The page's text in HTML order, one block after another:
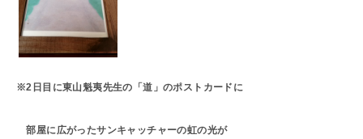
※2日目に東山魁夷先生の「道」のポストカードに
部屋に広がったサンキャッチャーの虹の光が